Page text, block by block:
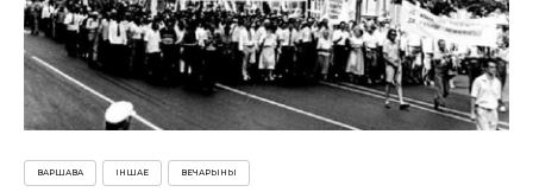
ВАРШАВА ІНШАЕ ВЕЧАРЫНЫ